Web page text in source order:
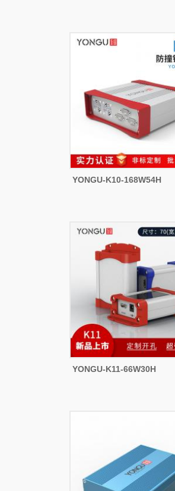
YONGU-K10-168W54H
YONGU-K11-66W30H